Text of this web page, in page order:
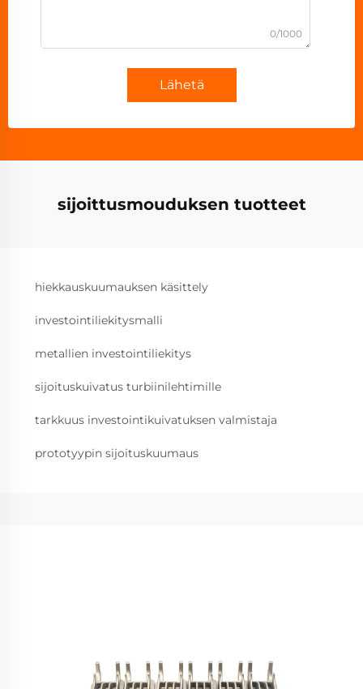
0/1000
Lähetä
sijoittusmouduksen tuotteet
hiekkauskuumauksen käsittely
investointiliekitysmalli
metallien investointiliekitys
sijoituskuivatus turbiinilehtimille
tarkkuus investointikuivatuksen valmistaja
prototyypin sijoituskuumaus